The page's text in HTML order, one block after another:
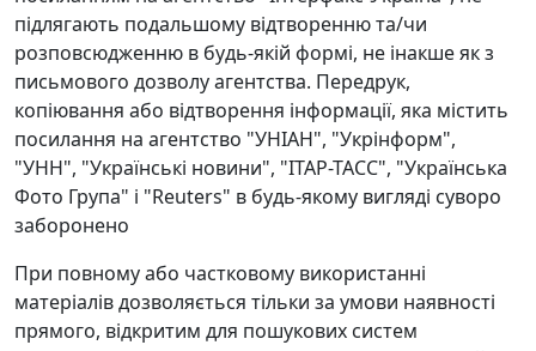
підлягають подальшому відтворенню та/чи
розповсюдженню в будь-якій формі, не інакше як з
письмового дозволу агентства. Передрук,
копіювання або відтворення інформації, яка містить
посилання на агентство "УНІАН", "Укрінформ",
"УНН", "Українські новини", "ІТАР-ТАСС", "Українська
Фото Група" і "Reuters" в будь-якому вигляді суворо
заборонено
При повному або частковому використанні
матеріалів дозволяється тільки за умови наявності
прямого, відкритим для пошукових систем